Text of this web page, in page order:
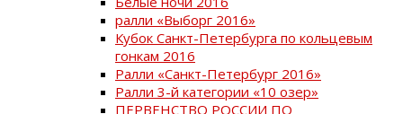
ралли «Выборг 2016»
Кубок Санкт-Петербурга по кольцевым
гонкам 2016
Ралли «Санкт-Петербург 2016»
Ралли 3-й категории «10 озер»
ПЕРВЕНСТВО РОССИИ ПО